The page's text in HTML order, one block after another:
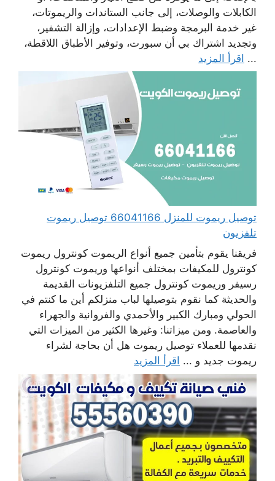
الكابلات والوصلات، إلى جانب الستاندات والريموتات،
غير خدمة البرمجة وضبط الإعدادات، وإزالة التشفير،
وتجديد اشتراك بي أن سبورت، وتوفير الأطباق اللاقطة،
... اقرأ المزيد
توصيل ريموت للمنزل 66041166 توصيل ريموت
تلفزيون
فريقنا يقوم بتأمين جميع أنواع الريموت كونترول ريموت
كونترول للمكيفات بمختلف أنواعها وريموت كونترول
رسيفر وريموت كونترول جميع التلفزيونات القديمة
والحديثة كما نقوم بتوصيلها لباب منزلكم أين ما كنتم في
الحولي ومبارك الكبير والأحمدي والفروانية والجهراء
والعاصمة. ومن ميزاتنا: وغيرها الكثير من الميزات التي
نقدمها للعملاء توصيل ريموت هل أن بحاجة لشراء
ريموت جديد و ... اقرأ المزيد